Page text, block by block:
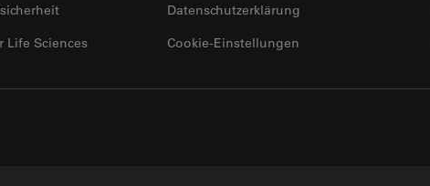
Life Sciences
Datenschutzerklärung
Cookie-Einstellungen